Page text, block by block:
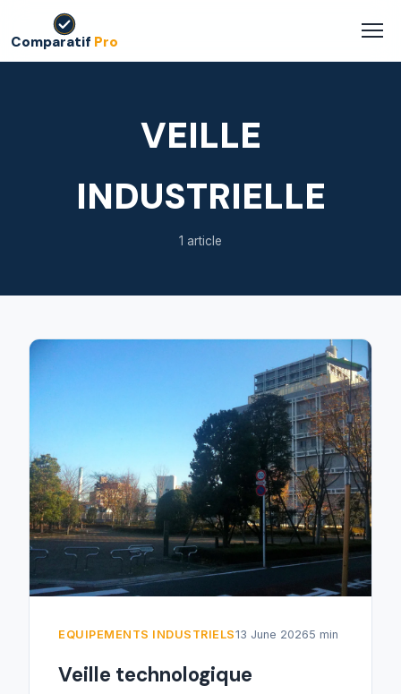
Comparatif Pro
VEILLE
INDUSTRIELLE
1 article
EQUIPEMENTS INDUSTRIELS13 June 20265 min
Veille technologique